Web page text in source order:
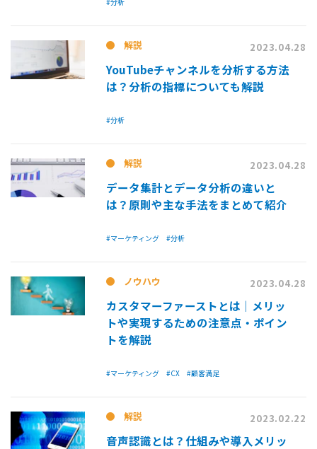
解説 2023.04.28
YouTubeチャンネルを分析する方法
は？分析の指標についても解説
#分析
解説 2023.04.28
データ集計とデータ分析の違いと
は？原則や主な手法をまとめて紹介
#マーケティング #分析
ノウハウ 2023.04.28
カスタマーファーストとは｜メリッ
トや実現するための注意点・ポイン
トを解説
#マーケティング #CX #顧客満足
解説 2023.02.22
音声認識とは？仕組みや導入メリッ